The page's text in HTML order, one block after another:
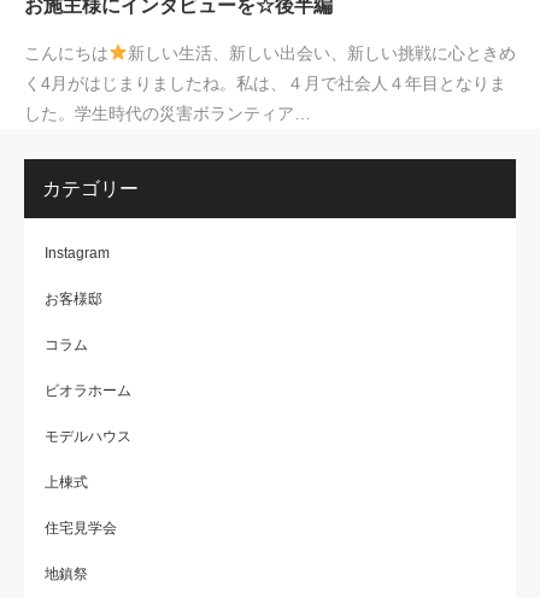
お施主様にインタビューを☆後半編
こんにちは
新しい生活、新しい出会い、新しい挑戦に心ときめ
く4月がはじまりましたね。私は、４月で社会人４年目となりま
した。学生時代の災害ボランティア…
カテゴリー
Instagram
お客様邸
コラム
ビオラホーム
モデルハウス
上棟式
住宅見学会
地鎮祭